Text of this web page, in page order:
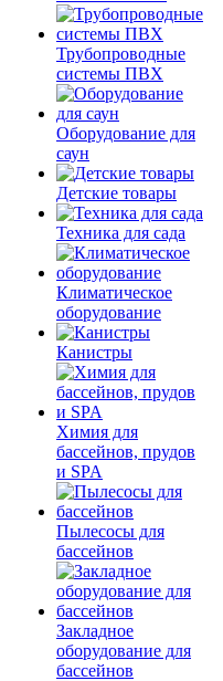
Трубопроводные
системы ПВХ
Оборудование для
саун
Детские товары
Техника для сада
Климатическое
оборудование
Канистры
Химия для
бассейнов, прудов
и SPA
Пылесосы для
бассейнов
Закладное
оборудование для
бассейнов